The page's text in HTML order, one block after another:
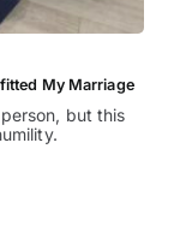
My Marriage
but this